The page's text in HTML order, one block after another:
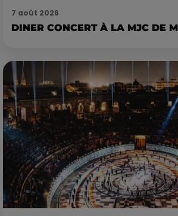
7 août 2026
DINER CONCERT À LA MJC DE